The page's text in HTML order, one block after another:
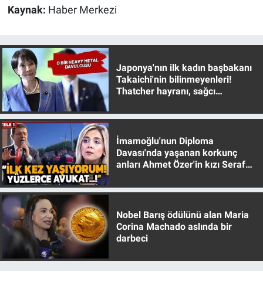
Kaynak: Haber Merkezi
Japonya'nın ilk kadın başbakanı
Takaichi'nin bilinmeyenleri!
Thatcher hayranı, sağcı
İmamoğlu'nun Diploma
Davası'nda yaşanan korkunç
anları Ahmet Özer'in kızı Seraf
Nobel Barış ödülünü alan Maria
Corina Machado aslında bir
darbeci
Canlı Yayın